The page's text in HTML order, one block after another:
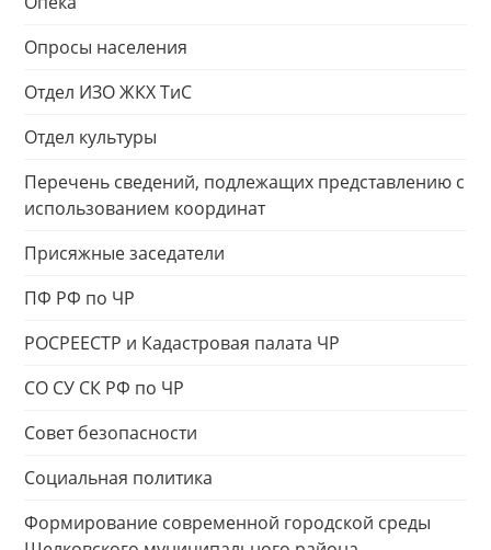
Опросы населения
Отдел ИЗО ЖКХ ТиС
Отдел культуры
Перечень сведений, подлежащих представлению с
использованием координат
Присяжные заседатели
ПФ РФ по ЧР
РОСРЕЕСТР и Кадастровая палата ЧР
СО СУ СК РФ по ЧР
Совет безопасности
Социальная политика
Формирование современной городской среды